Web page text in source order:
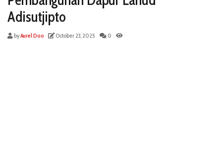
Adisutjipto
byAurel Doo October 23, 2025 0